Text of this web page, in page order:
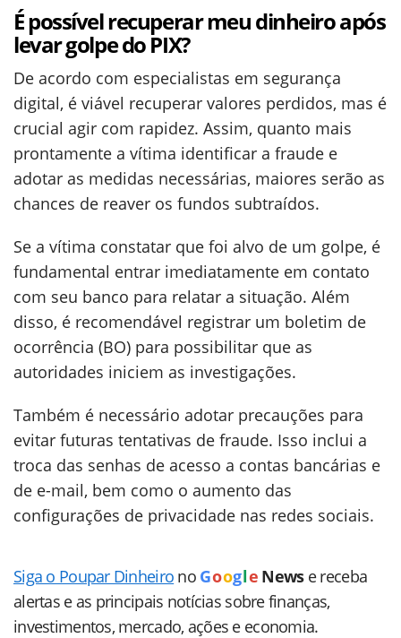
É possível recuperar meu dinheiro após
levar golpe do PIX?
De acordo com especialistas em segurança
digital, é viável recuperar valores perdidos, mas é
crucial agir com rapidez. Assim, quanto mais
prontamente a vítima identificar a fraude e
adotar as medidas necessárias, maiores serão as
chances de reaver os fundos subtraídos.
Se a vítima constatar que foi alvo de um golpe, é
fundamental entrar imediatamente em contato
com seu banco para relatar a situação. Além
disso, é recomendável registrar um boletim de
ocorrência (BO) para possibilitar que as
autoridades iniciem as investigações.
Também é necessário adotar precauções para
evitar futuras tentativas de fraude. Isso inclui a
troca das senhas de acesso a contas bancárias e
de e-mail, bem como o aumento das
configurações de privacidade nas redes sociais.
Siga o Poupar Dinheiro no Goog le News e receba
alertas e as principais notícias sobre finanças,
investimentos, mercado, ações e economia.